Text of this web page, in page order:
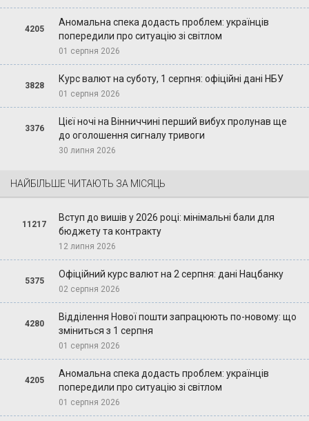
4205
Аномальна спека додасть проблем: українців
попередили про ситуацію зі світлом
01 серпня 2026
3828
Курс валют на суботу, 1 серпня: офіційні дані НБУ
01 серпня 2026
3376
Цієї ночі на Вінниччині перший вибух пролунав ще
до оголошення сигналу тривоги
30 липня 2026
НАЙБІЛЬШЕ ЧИТАЮТЬ ЗА МІСЯЦЬ
11217
Вступ до вишів у 2026 році: мінімальні бали для
бюджету та контракту
12 липня 2026
5375
Офіційний курс валют на 2 серпня: дані Нацбанку
02 серпня 2026
4280
Відділення Нової пошти запрацюють по-новому: що
зміниться з 1 серпня
01 серпня 2026
4205
Аномальна спека додасть проблем: українців
попередили про ситуацію зі світлом
01 серпня 2026